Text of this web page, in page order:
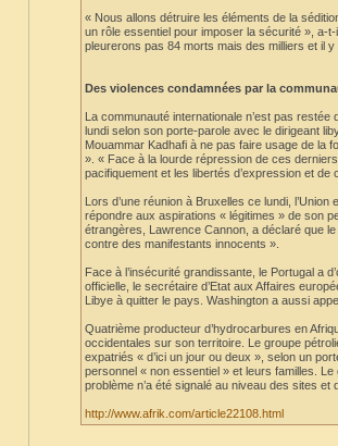
« Nous allons détruire les éléments de la
un rôle essentiel pour imposer la sécurité », a-
pleurerons pas 84 morts mais des milliers et il
Des violences condamnées par la
La communauté internationale n’est pas
lundi selon son porte-parole avec le dirigeant
Mouammar Kadhafi à ne pas faire usage de la
». « Face à la lourde répression de ces
pacifiquement et les libertés d’expression et de
Lors d’une réunion à Bruxelles ce lundi,
répondre aux aspirations « légitimes » de son
étrangères, Lawrence Cannon, a déclaré que
contre des manifestants innocents ».
Face à l’insécurité grandissante, le Portugal a
officielle, le secrétaire d’Etat aux Affaires
Libye à quitter le pays. Washington a aussi
Quatrième producteur d’hydrocarbures en
occidentales sur son territoire. Le groupe
expatriés « d’ici un jour ou deux », selon un
personnel « non essentiel » et leurs familles.
problème n’a été signalé au niveau des sites
http://www.afrik.com/article22108.html